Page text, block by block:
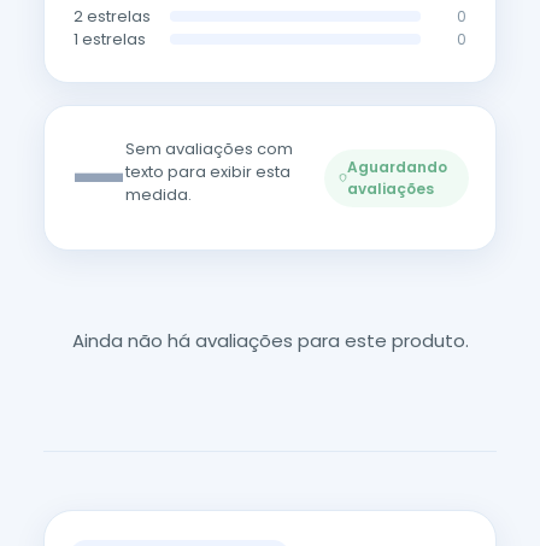
2 estrelas 0
1 estrelas 0
—Sem avaliações com
texto para exibir esta
medida.
Aguardando
avaliações
Ainda não há avaliações para este produto.